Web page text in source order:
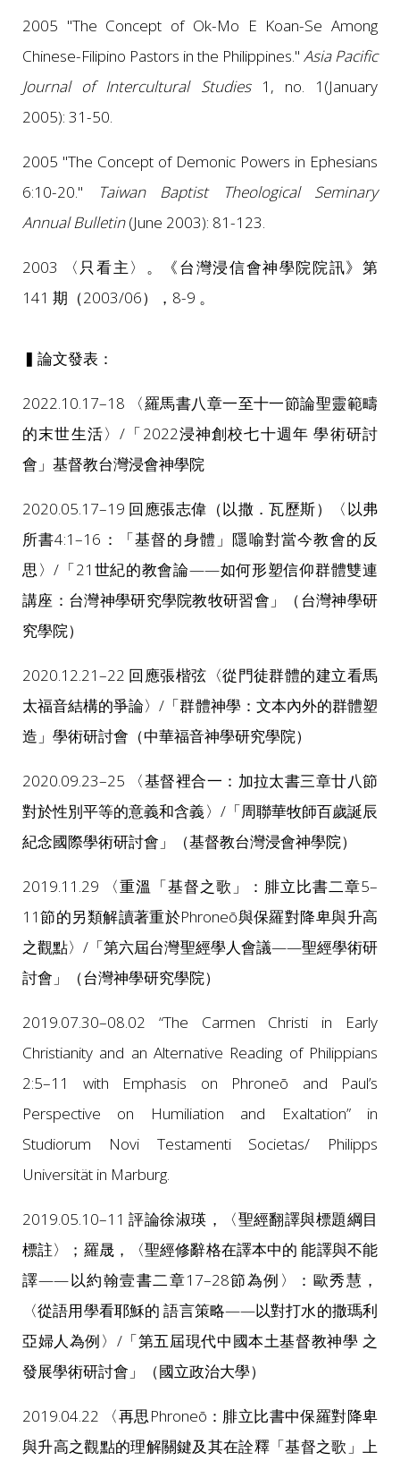
2005 "The Concept of Ok-Mo E Koan-Se Among
Chinese-Filipino Pastors in the Philippines." Asia Pacific
Journal of Intercultural Studies1, no. 1(January
2005): 31-50.
2005 "The Concept of Demonic Powers in Ephesians
6:10-20."
Taiwan Baptist Theological Seminary
Annual Bulletin(June 2003): 81-123.
2003 〈只看主〉。《台灣浸信會神學院院訊》第
141 期（2003/06），8-9 。
▍論文發表：
2022.10.17–18 〈羅馬書八章一至十一節論聖靈範疇
的末世生活〉/「2022浸神創校七十週年 學術研討
會」基督教台灣浸會神學院
2020.05.17–19 回應張志偉（以撒．瓦歷斯）〈以弗
所書4:1–16：「基督的身體」隱喻對當今教會的反
思〉/「21世紀的教會論——如何形塑信仰群體雙連
講座：台灣神學研究學院教牧研習會」（台灣神學研
究學院）
2020.12.21–22 回應張楷弦〈從門徒群體的建立看馬
太福音結構的爭論〉/「群體神學：文本內外的群體塑
造」學術研討會（中華福音神學研究學院）
2020.09.23–25 〈基督裡合一：加拉太書三章廿八節
對於性別平等的意義和含義〉/「周聯華牧師百歲誕辰
紀念國際學術研討會」（基督教台灣浸會神學院）
2019.11.29 〈重溫「基督之歌」：腓立比書二章5–
11節的另類解讀著重於Phroneō與保羅對降卑與升高
之觀點〉/「第六屆台灣聖經學人會議——聖經學術研
討會」（台灣神學研究學院）
2019.07.30–08.02 “The Carmen Christi in Early
Christianity and an Alternative Reading of Philippians
2:5–11 with Emphasis on Phroneō and Paul’s
Perspective on Humiliation and Exaltation” in
Studiorum Novi Testamenti Societas/ Philipps
Universität in Marburg.
2019.05.10–11 評論徐淑瑛，〈聖經翻譯與標題綱目
標註〉；羅晟，〈聖經修辭格在譯本中的 能譯與不能
譯——以約翰壹書二章17–28節為例〉：歐秀慧，
〈從語用學看耶穌的 語言策略——以對打水的撒瑪利
亞婦人為例〉/「第五屆現代中國本土基督教神學 之
發展學術研討會」（國立政治大學）
2019.04.22 〈再思Phroneō：腓立比書中保羅對降卑
與升高之觀點的理解關鍵及其在詮釋「基督之歌」上